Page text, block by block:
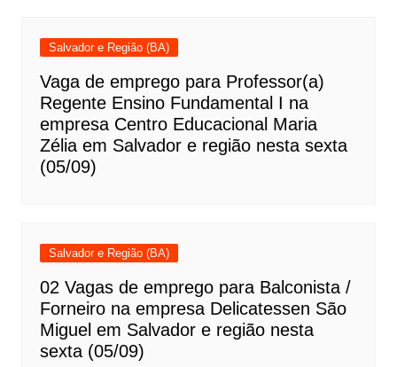
Salvador e Região (BA)
Vaga de emprego para Professor(a)
Regente Ensino Fundamental I na
empresa Centro Educacional Maria
Zélia em Salvador e região nesta sexta
(05/09)
Salvador e Região (BA)
02 Vagas de emprego para Balconista /
Forneiro na empresa Delicatessen São
Miguel em Salvador e região nesta
sexta (05/09)